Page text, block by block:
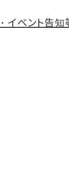
ント告知等